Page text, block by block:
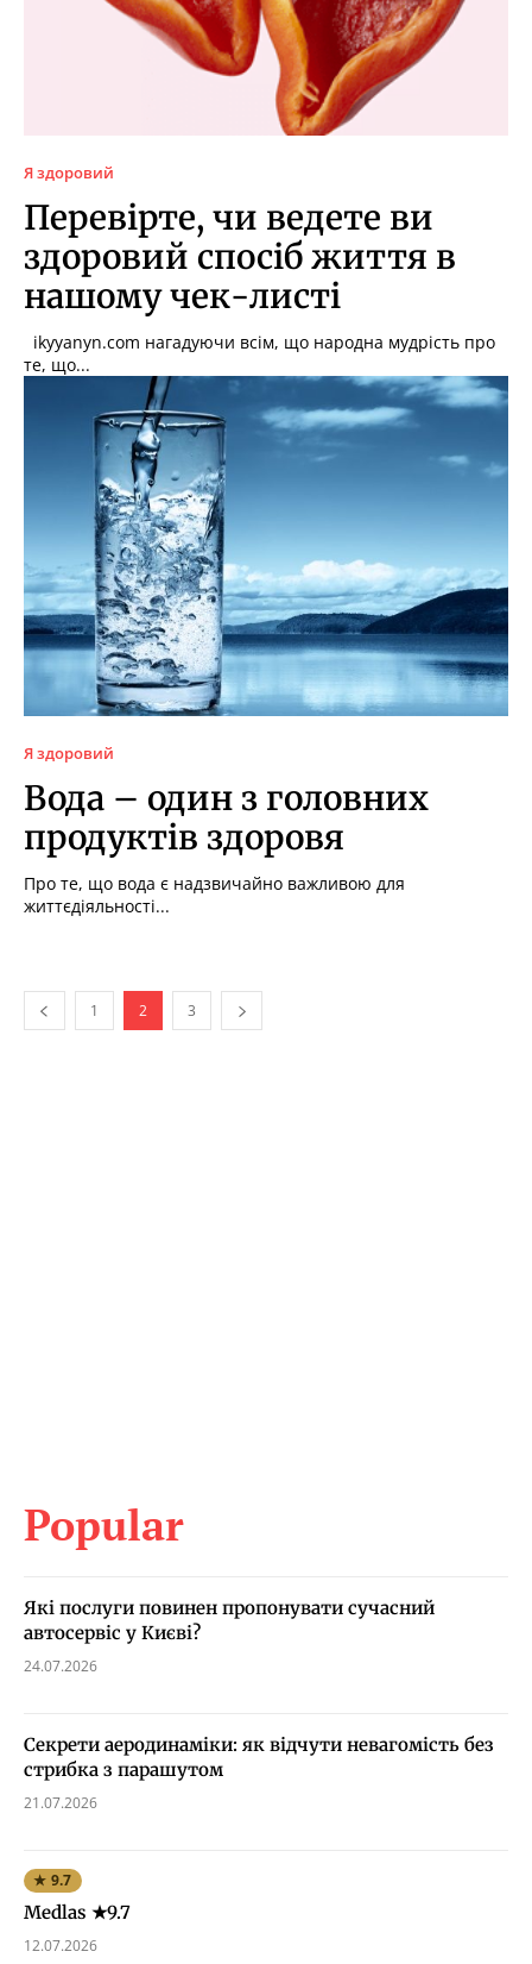
Я здоровий
Перевірте, чи ведете ви
здоровий спосіб життя в
нашому чек-листі
те, що...
Я здоровий
Вода – один з головних
продуктів здоровя
Про те, що вода є надзвичайно важливою для
життєдіяльності...
1 2 3
Popular
Які послуги повинен пропонувати сучасний
автосервіс у Києві?
24.07.2026
Секрети аеродинаміки: як відчути невагомість без
стрибка з парашутом
21.07.2026
★ 9.7
Medlas ★9.7
12.07.2026